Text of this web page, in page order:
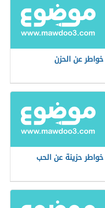
خواطر عن الحزن
خواطر حزينة عن الحب